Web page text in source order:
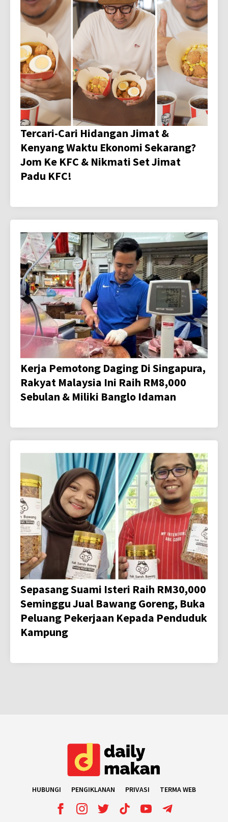
Tercari-Cari Hidangan Jimat &
Kenyang Waktu Ekonomi Sekarang?
Jom Ke KFC & Nikmati Set Jimat
Padu KFC!
Kerja Pemotong Daging Di Singapura,
Rakyat Malaysia Ini Raih RM8,000
Sebulan & Miliki Banglo Idaman
Sepasang Suami Isteri Raih RM30,000
Seminggu Jual Bawang Goreng, Buka
Peluang Pekerjaan Kepada Penduduk
Kampung
HUBUNGI PENGIKLANAN PRIVASI TERMA WEB